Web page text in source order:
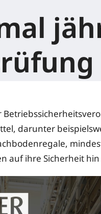
darunter
auf ihre Sicherheit